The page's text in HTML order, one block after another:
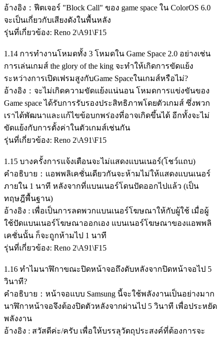
อ้างอิง：ฟีตเจอร์ "Block Call" ของ game space ใน ColorOS 6.0
จะเป็นเกี่ยวกับเสียงดังในพื้นหลัง
รุ่นที่เกี่ยวข้อง: Reno 2\A91\F15
1.14 การทำงานโหมดทั้ง 3 โหมดใน Game Space 2.0 อย่างเช่น
การเล่นเกมส์ the glory of the king จะทำให้เกิดการขัดแย้ง
ระหว่างการเปิดเฟรมสูงกับGame Spaceในเกมส์หรือไม่?
อ้างอิง：จะไม่เกิดความขัดแย้งแน่นอน โหมดการแข่งขันของ
Game space ได้รับการรับรองประสิทธิภาพโดยตัวเกมส์ ซึ่งพวก
เราได้พัฒนาและแก้ไขข้อบกพร่องที่อาจเกิดขึ้นได้ อีกทั้งจะไม่
ขัดแย้งกับการตั้งค่าในตัวเกมส์เช่นกัน
รุ่นที่เกี่ยวข้อง: Reno 2\A91\F15
1.15 บางครั้งการแจ้งเตือนจะไม่แสดงแบนเนอร์(โชว์แถบ)
คำอธิบาย：แอพพลิเคชั่นเดียวกันจะห้ามไม่ให้แสดงแบนเนอร์
ภายใน 1 นาที หลังจากที่แบนเนอร์โดนปัดออกไปแล้ว (เป็น
ทฤษฎีพื้นฐาน)
อ้างอิง : เพื่อเป็นการลดพวกแบนเนอร์โฆษณาให้กับผู้ใช้ เมื่อผู้
ใช้ปัดแบนเนอร์โฆษณาออกเอง แบนเนอร์โฆษณาของแอพพลิ
เคชั่นนั้น ก็จะถูกห้ามไป 1 นาที
รุ่นที่เกี่ยวข้อง: Reno 2\A91\F15
1.16 ทำไมนาฬิกาขณะปิดหน้าจอถึงดับหลังจากปิดหน้าจอไป 5
วินาที?
คำอธิบาย：หน้าจอแบบ Samsung นี้จะใช้พลังงานเป็นอย่างมาก
นาฬิกาหน้าจอจึงต้องปิดตัวหลังจากผ่านไป 5 วินาที เพื่อประหยัด
พลังงาน
อ้างอิง : สวัสดีค่ะ/ครับ เพื่อให้บรรลุวัตถุประสงค์ที่ต้องการจะ